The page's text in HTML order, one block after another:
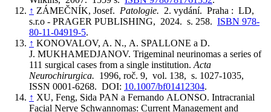
↑ ZÁMEČNÍK, Josef. Patologie. 2. vydání. Praha : LD,
s.r.o - PRAGER PUBLISHING, 2024. s. 258. ISBN 978-
80-11-04919-5.
↑ KONOVALOV, A. N., A. SPALLONE a D.
J. MUKHAMEDJANOV. Trigeminal neurinomas a series of
111 surgical cases from a single institution.Acta
Neurochirurgica. 1996, roč. 9, vol. 138, s. 1027-1035,
ISSN 0001-6268. DOI: 10.1007/bf01412304.
↑ XU, Feng, Sida PAN a Fernando ALONSO. Intracranial
Facial Nerve Schwannomas: Current Management and